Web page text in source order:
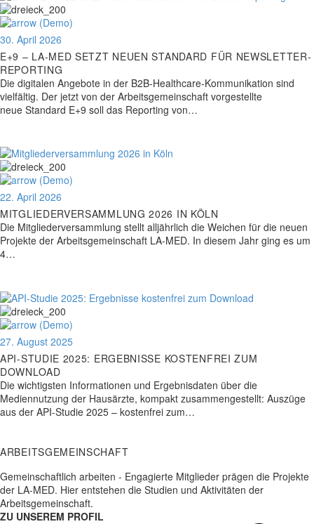
30. April 2026
E+9 – LA-MED SETZT NEUEN STANDARD FÜR NEWSLETTER-
REPORTING
Die digitalen Angebote in der B2B-Healthcare-Kommunikation sind
vielfältig. Der jetzt von der Arbeitsgemeinschaft vorgestellte
neue Standard E+9 soll das Reporting von…
22. April 2026
MITGLIEDERVERSAMMLUNG 2026 IN KÖLN
Die Mitgliederversammlung stellt alljährlich die Weichen für die neuen
Projekte der Arbeitsgemeinschaft LA-MED. In diesem Jahr ging es um
4…
27. August 2025
API-STUDIE 2025: ERGEBNISSE KOSTENFREI ZUM
DOWNLOAD
Die wichtigsten Informationen und Ergebnisdaten über die
Mediennutzung der Hausärzte, kompakt zusammengestellt: Auszüge
aus der API-Studie 2025 – kostenfrei zum…
ARBEITSGEMEINSCHAFT
Gemeinschaftlich arbeiten - Engagierte Mitglieder prägen die Projekte
der LA-MED. Hier entstehen die Studien und Aktivitäten der
Arbeitsgemeinschaft.
ZU UNSEREM PROFIL